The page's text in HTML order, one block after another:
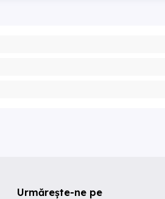
Urmărește-ne pe